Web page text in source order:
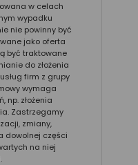
w celach
wypadku
nie powinny być
jako oferta
być traktowane
do złożenia
firm z grupy
wymaga
np. złożenia
Zastrzegamy
zmiany,
dowolnej części
na niej